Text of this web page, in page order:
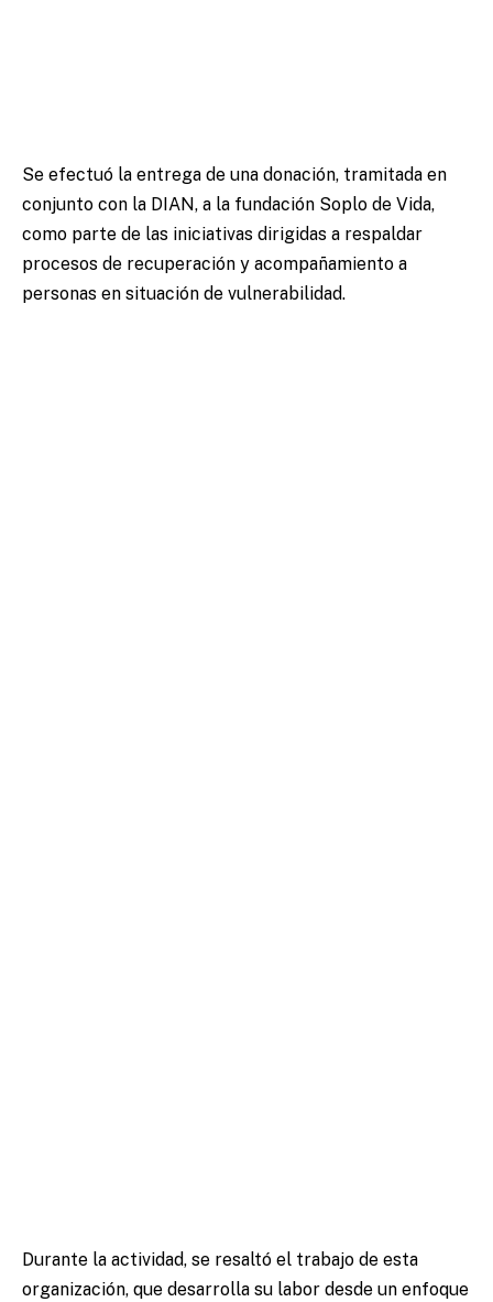
Se efectuó la entrega de una donación, tramitada en
conjunto con la DIAN, a la fundación Soplo de Vida,
como parte de las iniciativas dirigidas a respaldar
procesos de recuperación y acompañamiento a
personas en situación de vulnerabilidad.
Durante la actividad, se resaltó el trabajo de esta
organización, que desarrolla su labor desde un enfoque